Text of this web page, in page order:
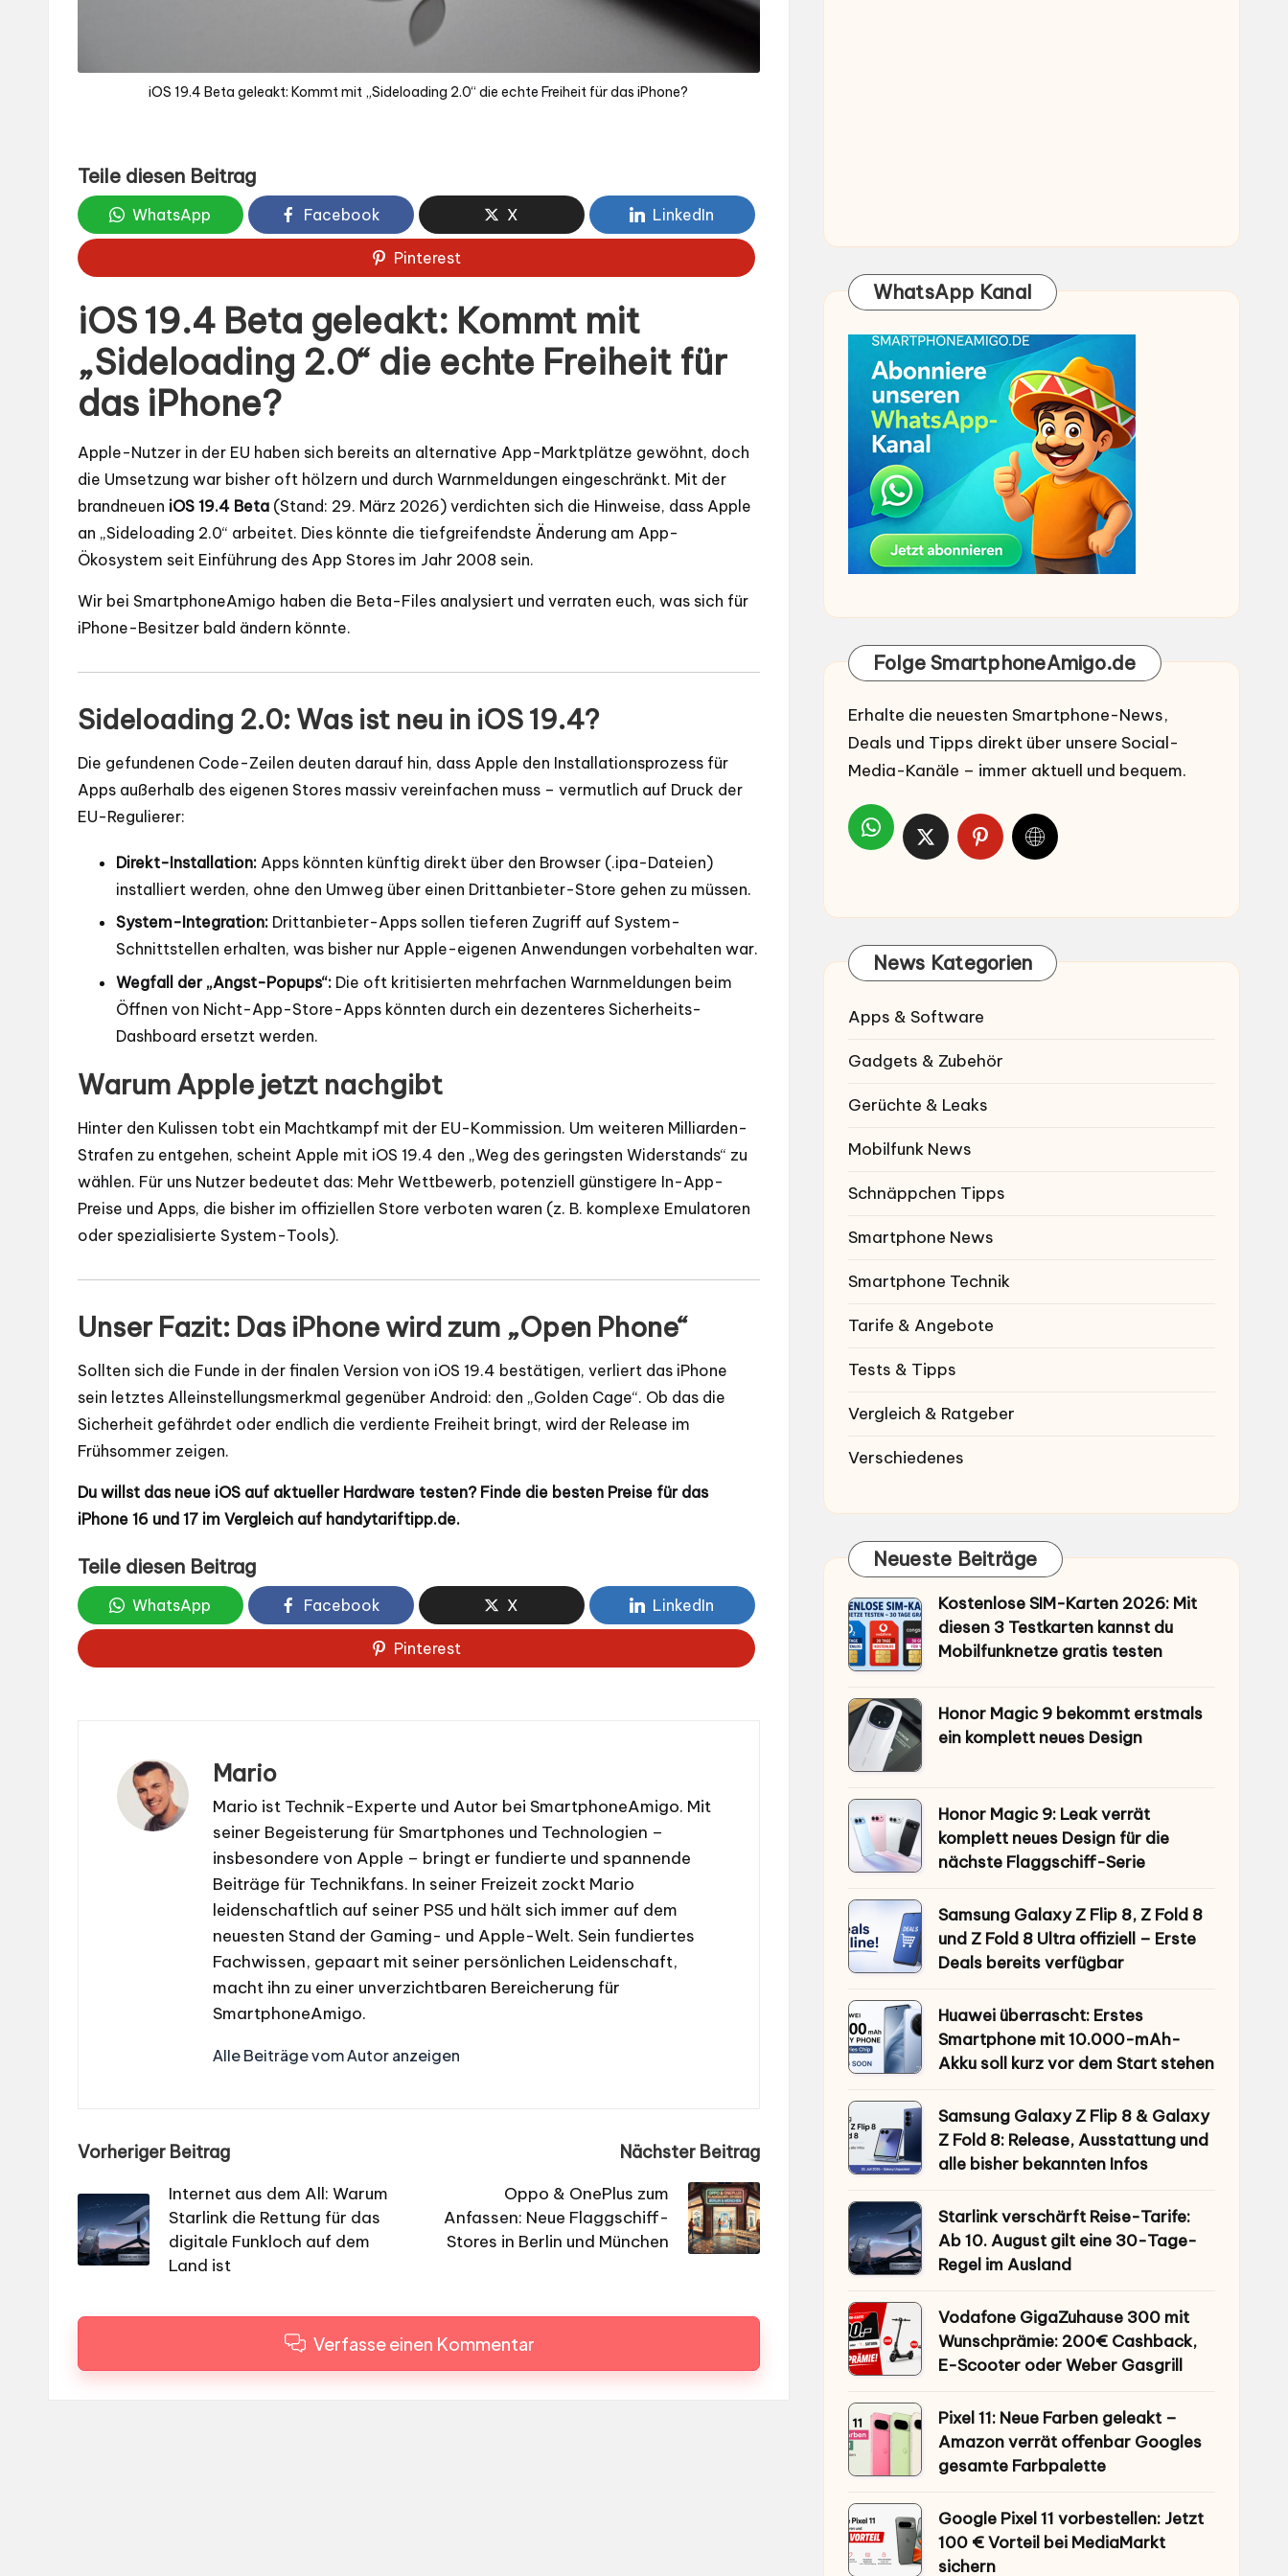
iOS 19.4 Beta geleakt: Kommt mit „Sideloading 2.0“ die echte Freiheit für das iPhone?
Teile diesen Beitrag
WhatsApp Facebook X LinkedIn
Pinterest
iOS 19.4 Beta geleakt: Kommt mit
„Sideloading 2.0“ die echte Freiheit für
das iPhone?
Apple-Nutzer in der EU haben sich bereits an alternative App-Marktplätze gewöhnt, doch
die Umsetzung war bisher oft hölzern und durch Warnmeldungen eingeschränkt. Mit der
brandneuen iOS 19.4 Beta (Stand: 29. März 2026) verdichten sich die Hinweise, dass Apple
an „Sideloading 2.0“ arbeitet. Dies könnte die tiefgreifendste Änderung am App-
Ökosystem seit Einführung des App Stores im Jahr 2008 sein.
Wir bei SmartphoneAmigo haben die Beta-Files analysiert und verraten euch, was sich für
iPhone-Besitzer bald ändern könnte.
Sideloading 2.0: Was ist neu in iOS 19.4?
Die gefundenen Code-Zeilen deuten darauf hin, dass Apple den Installationsprozess für
Apps außerhalb des eigenen Stores massiv vereinfachen muss – vermutlich auf Druck der
EU-Regulierer:
Direkt-Installation: Apps könnten künftig direkt über den Browser (.ipa-Dateien)
installiert werden, ohne den Umweg über einen Drittanbieter-Store gehen zu müssen.
System-Integration: Drittanbieter-Apps sollen tieferen Zugriff auf System-
Schnittstellen erhalten, was bisher nur Apple-eigenen Anwendungen vorbehalten war.
Wegfall der „Angst-Popups“: Die oft kritisierten mehrfachen Warnmeldungen beim
Öffnen von Nicht-App-Store-Apps könnten durch ein dezenteres Sicherheits-
Dashboard ersetzt werden.
Warum Apple jetzt nachgibt
Hinter den Kulissen tobt ein Machtkampf mit der EU-Kommission. Um weiteren Milliarden-
Strafen zu entgehen, scheint Apple mit iOS 19.4 den „Weg des geringsten Widerstands“ zu
wählen. Für uns Nutzer bedeutet das: Mehr Wettbewerb, potenziell günstigere In-App-
Preise und Apps, die bisher im offiziellen Store verboten waren (z. B. komplexe Emulatoren
oder spezialisierte System-Tools).
Unser Fazit: Das iPhone wird zum „Open Phone“
Sollten sich die Funde in der finalen Version von iOS 19.4 bestätigen, verliert das iPhone
sein letztes Alleinstellungsmerkmal gegenüber Android: den „Golden Cage“. Ob das die
Sicherheit gefährdet oder endlich die verdiente Freiheit bringt, wird der Release im
Frühsommer zeigen.
Du willst das neue iOS auf aktueller Hardware testen? Finde die besten Preise für das
iPhone 16 und 17 im Vergleich auf handytariftipp.de.
Teile diesen Beitrag
WhatsApp Facebook X LinkedIn
Pinterest
Mario
Mario ist Technik-Experte und Autor bei SmartphoneAmigo. Mit
seiner Begeisterung für Smartphones und Technologien –
insbesondere von Apple – bringt er fundierte und spannende
Beiträge für Technikfans. In seiner Freizeit zockt Mario
leidenschaftlich auf seiner PS5 und hält sich immer auf dem
neuesten Stand der Gaming- und Apple-Welt. Sein fundiertes
Fachwissen, gepaart mit seiner persönlichen Leidenschaft,
macht ihn zu einer unverzichtbaren Bereicherung für
SmartphoneAmigo.
Alle Beiträge vom Autor anzeigen
Post
navigation
Vorheriger Beitrag
Internet aus dem All: Warum
Starlink die Rettung für das
digitale Funkloch auf dem
Land ist
Nächster Beitrag
Oppo & OnePlus zum
Anfassen: Neue Flaggschiff-
Stores in Berlin und München
Verfasse einen Kommentar
WhatsApp Kanal
Folge SmartphoneAmigo.de
Erhalte die neuesten Smartphone-News,
Deals und Tipps direkt über unsere Social-
Media-Kanäle – immer aktuell und bequem.
News Kategorien
Apps & Software
Gadgets & Zubehör
Gerüchte & Leaks
Mobilfunk News
Schnäppchen Tipps
Smartphone News
Smartphone Technik
Tarife & Angebote
Tests & Tipps
Vergleich & Ratgeber
Verschiedenes
Neueste Beiträge
Kostenlose SIM-Karten 2026: Mit
diesen 3 Testkarten kannst du
Mobilfunknetze gratis testen
Honor Magic 9 bekommt erstmals
ein komplett neues Design
Honor Magic 9: Leak verrät
komplett neues Design für die
nächste Flaggschiff-Serie
Samsung Galaxy Z Flip 8, Z Fold 8
und Z Fold 8 Ultra offiziell – Erste
Deals bereits verfügbar
Huawei überrascht: Erstes
Smartphone mit 10.000-mAh-
Akku soll kurz vor dem Start stehen
Samsung Galaxy Z Flip 8 & Galaxy
Z Fold 8: Release, Ausstattung und
alle bisher bekannten Infos
Starlink verschärft Reise-Tarife:
Ab 10. August gilt eine 30-Tage-
Regel im Ausland
Vodafone GigaZuhause 300 mit
Wunschprämie: 200€ Cashback,
E-Scooter oder Weber Gasgrill
Pixel 11: Neue Farben geleakt –
Amazon verrät offenbar Googles
gesamte Farbpalette
Google Pixel 11 vorbestellen: Jetzt
100 € Vorteil bei MediaMarkt
sichern